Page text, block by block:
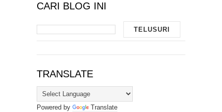
CARI BLOG INI
TRANSLATE
Powered by Translate